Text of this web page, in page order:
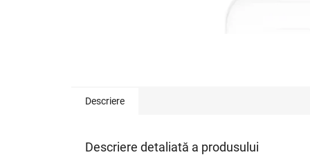
Descriere
Descriere detaliată a produsului